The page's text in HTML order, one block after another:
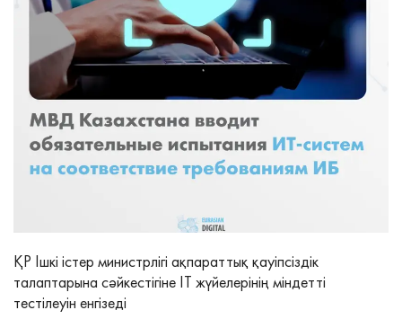
ҚР Ішкі істер министрлігі ақпараттық қауіпсіздік
талаптарына сәйкестігіне IT жүйелерінің міндетті
тестілеуін енгізеді